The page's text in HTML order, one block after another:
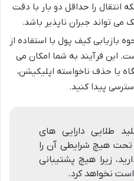
انتقال را حداقل دو بار با دقت
می تواند جبران ناپذیر باشد.
بازیابی کیف پول با استفاده از
این فرآیند به شما امکان می
یا حذف ناخواسته اپلیکیشن،
پیدا کنید.
طلایی دارایی های
تحت هیچ شرایطی آن را
زیرا هیچ پشتیبانی
نخواهد کرد.